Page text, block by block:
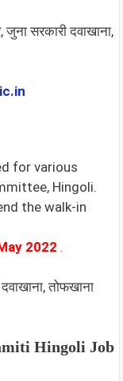
सरकारी दवाखाना,
for various
Hingoli.
the walk-in
2022 .
तोफखाना
Hingoli Job